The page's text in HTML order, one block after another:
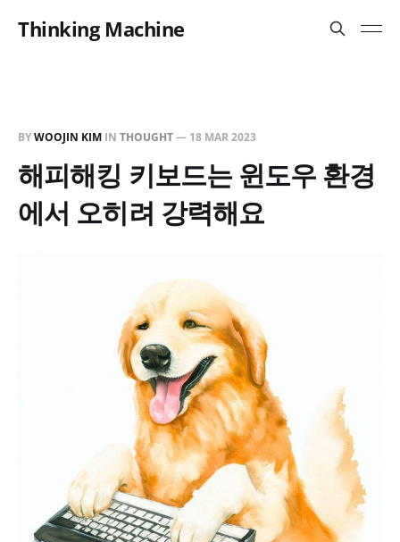
Thinking Machine
BYWOOJIN KIM IN THOUGHT— 18 MAR 2023
해피해킹 키보드는 윈도우 환경
에서 오히려 강력해요